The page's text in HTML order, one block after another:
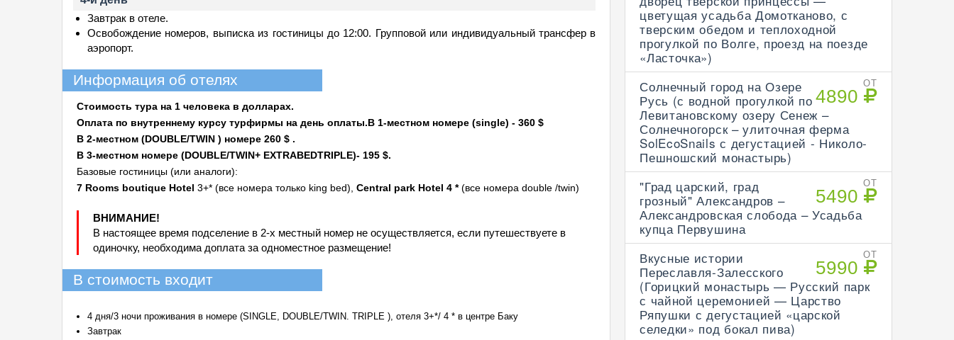
Завтрак в отеле.
Oсвобождение номеров, выписка из гостиницы до 12:00. Групповой или индивидуальный трансфер в
аэропорт.
Информация об отелях
Стоимость тура на 1 человека в долларах.
Оплата по внутреннему курсу турфирмы на день оплаты.В 1-местном номере (single) - 360 $
В 2-местном (DOUBLE/TWIN ) номере 260 $ .
В 3-местном номере (DOUBLE/TWIN+ EXTRABEDTRIPLE)- 195 $.
Базовые гостиницы (или аналоги):
7 Rooms boutique Hotel 3+* (все номера только king bed), Central park Hotel 4 *(все номера double /twin)
ВНИМАНИЕ!
В настоящее время подселение в 2-х местный номер не осуществляется, если путешествуете в
одиночку, необходима доплата за одноместное размещение!
В стоимость входит
4 дня/3 ночи проживания в номере (SINGLE, DOUBLE/TWIN. TRIPLE ), отеля 3+*/ 4 * в центре Баку
Завтрак
цветущая усадьба Домотканово, с
тверским обедом и теплоходной
прогулкой по Волге, проезд на поезде
«Ласточка»)
ОТ
4890
Солнечный город на Озере
Русь (с водной прогулкой по
Левитановскому озеру Сенеж –
Солнечногорск – улиточная ферма
SolEcoSnails с дегустацией - Николо-
Пешношский монастырь)
ОТ
5490
"Град царский, град
грозный" Александров –
Александровская слобода – Усадьба
купца Первушина
ОТ
5990
Вкусные истории
Переславля-Залесского
(Горицкий монастырь — Русский парк
с чайной церемонией — Царство
Ряпушки с дегустацией «царской
селедки» под бокал пива)